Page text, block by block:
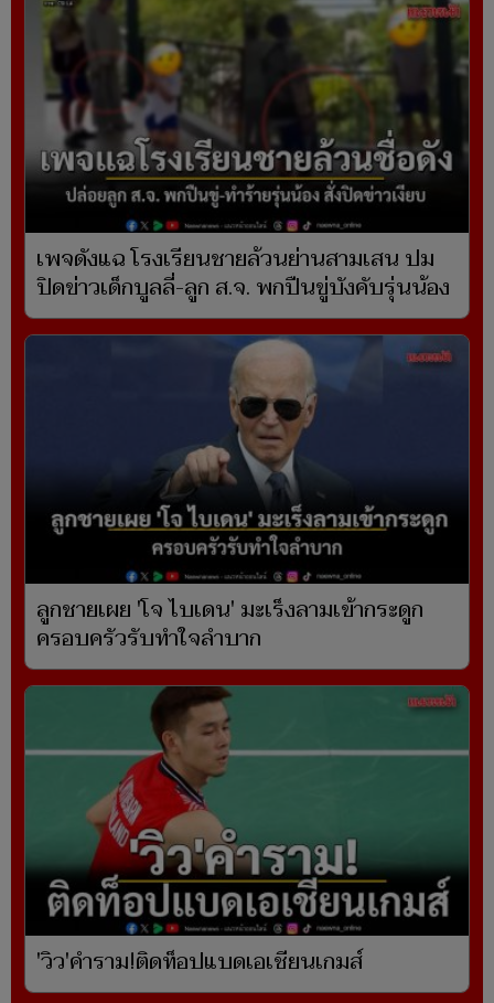
เพจดังแฉ โรงเรียนชายล้วนย่านสามเสน ปม
ปิดข่าวเด็กบูลลี่-ลูก ส.จ. พกปืนขู่บังคับรุ่นน้อง
ลูกชายเผย 'โจ ไบเดน' มะเร็งลามเข้ากระดูก
ครอบครัวรับทำใจลำบาก
'วิว'คำราม!ติดท็อปแบดเอเชียนเกมส์